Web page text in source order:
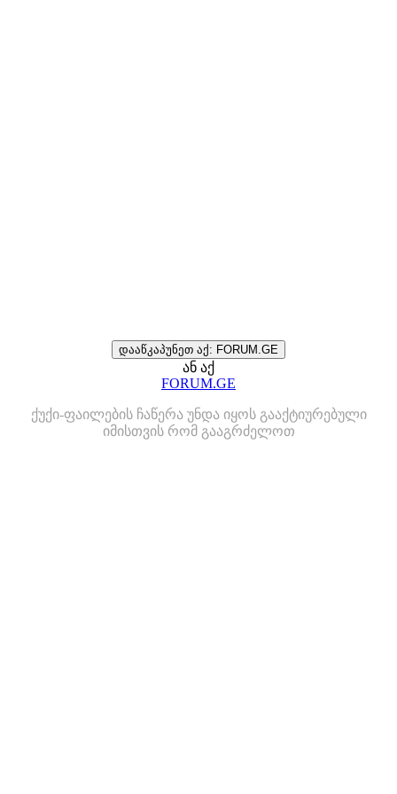
დააწკაპუნეთ აქ: FORUM.GE
ან აქ
FORUM.GE
ქუქი-ფაილების ჩაწერა უნდა იყოს გააქტიურებული
იმისთვის რომ გააგრძელოთ